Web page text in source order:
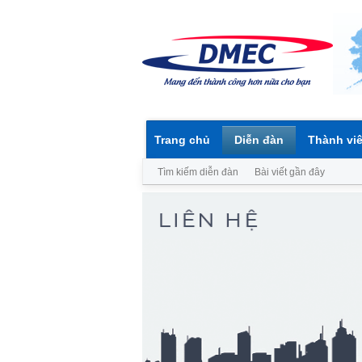
Trang chủ Diễn đàn
Tìm kiếm diễn đàn Bài viết gần đây
Thành